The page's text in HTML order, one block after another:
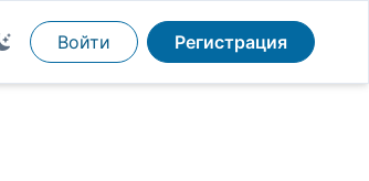
Войти Регистрация